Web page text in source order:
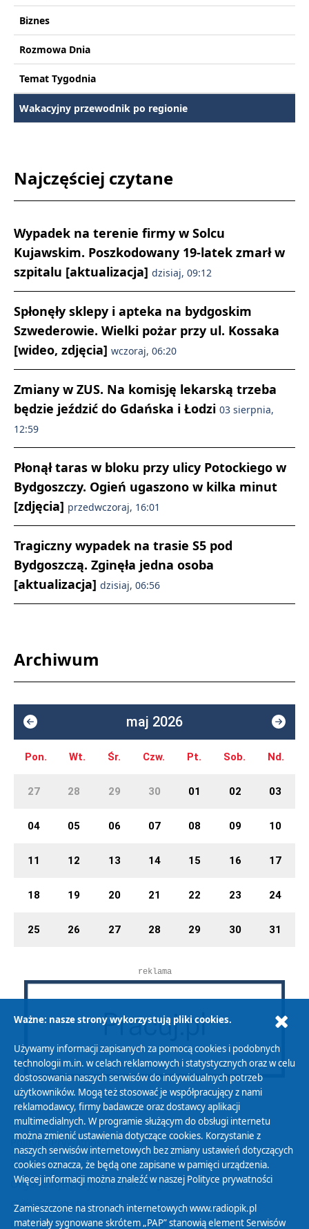
Biznes
Rozmowa Dnia
Temat Tygodnia
Wakacyjny przewodnik po regionie
Najczęściej czytane
Wypadek na terenie firmy w Solcu
Kujawskim. Poszkodowany 19-latek zmarł w
szpitalu [aktualizacja] dzisiaj, 09:12
Spłonęły sklepy i apteka na bydgoskim
Szwederowie. Wielki pożar przy ul. Kossaka
[wideo, zdjęcia] wczoraj, 06:20
Zmiany w ZUS. Na komisję lekarską trzeba
będzie jeździć do Gdańska i Łodzi 03 sierpnia,
12:59
Płonął taras w bloku przy ulicy Potockiego w
Bydgoszczy. Ogień ugaszono w kilka minut
[zdjęcia] przedwczoraj, 16:01
Tragiczny wypadek na trasie S5 pod
Bydgoszczą. Zginęła jedna osoba
[aktualizacja] dzisiaj, 06:56
Archiwum
maj 2026
Pon. Wt. Śr. Czw. Pt. Sob. Nd.
27 28 29 30 01 02 03
04 05 06 07 08 09 10
11 12 13 14 15 16 17
18 19 20 21 22 23 24
25 26 27 28 29 30 31
reklama
Polityka Prywatności
Zasady korzystania z Serwisu
Organizacje Pożytku Publicznego
Cyfryzacja DAB+
Polityka ochrony danych osobowych
Ważne: nasze strony wykorzystują pliki cookies.
Używamy informacji zapisanych za pomocą cookies i podobnych
technologii m.in. w celach reklamowych i statystycznych oraz w celu
dostosowania naszych serwisów do indywidualnych potrzeb
użytkowników. Mogą też stosować je współpracujący z nami
reklamodawcy, firmy badawcze oraz dostawcy aplikacji
multimedialnych. W programie służącym do obsługi internetu
można zmienić ustawienia dotyczące cookies. Korzystanie z
naszych serwisów internetowych bez zmiany ustawień dotyczących
cookies oznacza, że będą one zapisane w pamięci urządzenia.
Więcej informacji można znaleźć w naszej Polityce prywatności
Zamieszczone na stronach internetowych www.radiopik.pl
materiały sygnowane skrótem „PAP” stanowią element Serwisów